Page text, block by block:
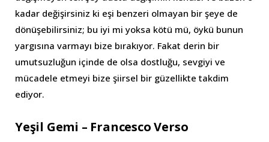
kadar değişirsiniz ki eşi benzeri olmayan bir şeye de
dönüşebilirsiniz; bu iyi mi yoksa kötü mü, öykü bunun
yargısına varmayı bize bırakıyor. Fakat derin bir
umutsuzluğun içinde de olsa dostluğu, sevgiyi ve
mücadele etmeyi bize şiirsel bir güzellikte takdim
ediyor.
Yeşil Gemi – Francesco Verso